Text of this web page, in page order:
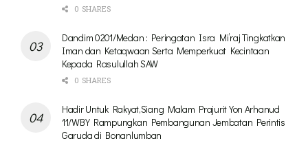
0 SHARES
Dandim 0201/Medan : Peringatan Isra Mi’raj Tingkatkan
Iman dan Ketaqwaan Serta Memperkuat Kecintaan
Kepada Rasulullah SAW
0 SHARES
Hadir Untuk Rakyat,Siang Malam Prajurit Yon Arhanud
11/WBY Rampungkan Pembangunan Jembatan Perintis
Garuda di Bonanlumban